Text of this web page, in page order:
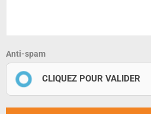
Anti-spam
CLIQUEZ POUR VALIDER